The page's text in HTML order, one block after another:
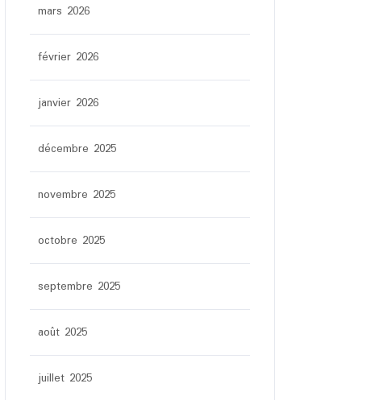
mars 2026
février 2026
janvier 2026
décembre 2025
novembre 2025
octobre 2025
septembre 2025
août 2025
juillet 2025